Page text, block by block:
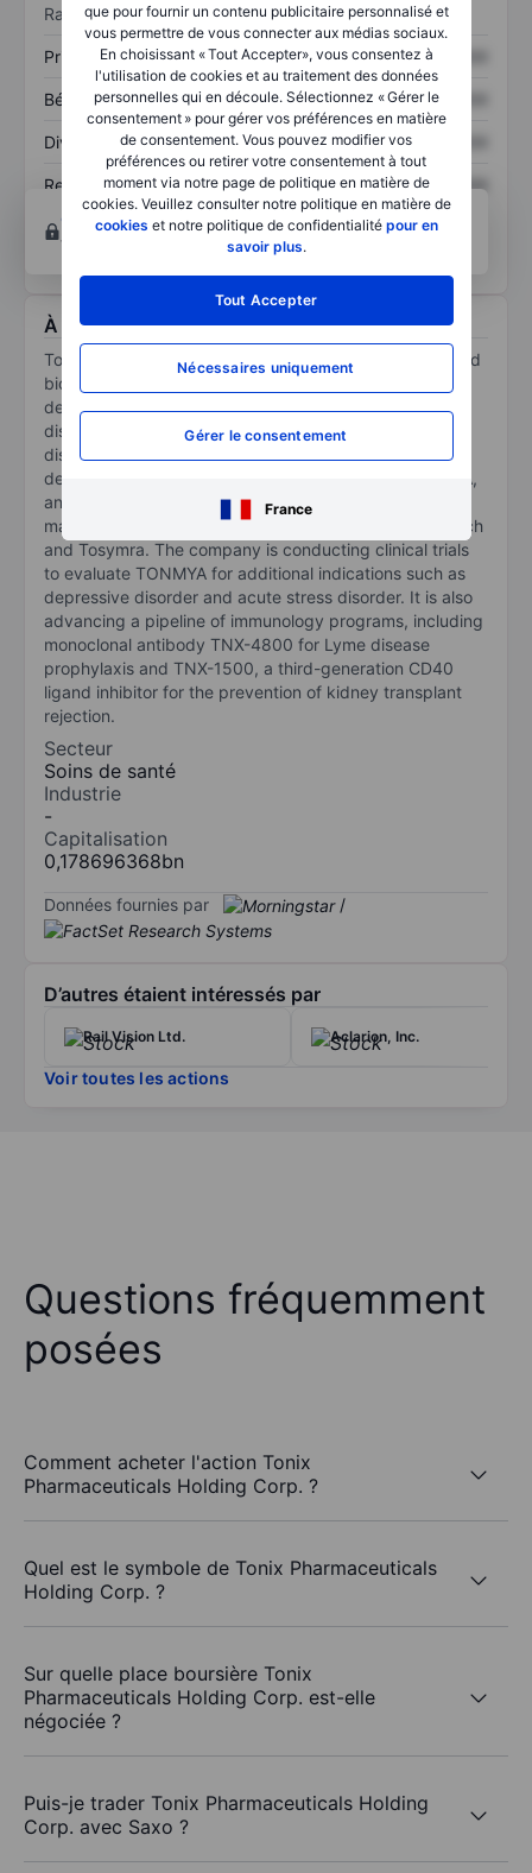
que pour fournir un contenu publicitaire personnalisé et
vous permettre de vous connecter aux médias sociaux.
En choisissant « Tout Accepter», vous consentez à
l'utilisation de cookies et au traitement des données
personnelles qui en découle. Sélectionnez « Gérer le
consentement » pour gérer vos préférences en matière
de consentement. Vous pouvez modifier vos
préférences ou retirer votre consentement à tout
moment via notre page de politique en matière de
cookies. Veuillez consulter notre politique en matière de
cookies et notre politique de confidentialité pour en
savoir plus.
Tout Accepter
Nécessaires uniquement
Gérer le consentement
France
Ratios
Prix / ventes XXXXXXX XXXXXXX
Bénéfice par action XXXXXXX XXXXXXX
Dividende par action XXXXXXX
Rendement des
capitaux propres
XXXXXXX
XXXXXXX
Ouvrir un compte pour accéder à d’autres outils
techniques et d’analyses.
À propos Tonix Pharmaceuticals Holding Corp.
Tonix Pharmaceuticals Holding Corp is a fully-integrated
biopharmaceutical company commercializing and
developing therapies for central nervous system (CNS)
disorders, immunology, infectious diseases, and rare
diseases. Its portfolio consists of commercial,
development and discovery-stage programs, TONMYA,
an approved treatment for fibromyalgia, as well as
marketed acute migraine products Zembrace SymTouch
and Tosymra. The company is conducting clinical trials
to evaluate TONMYA for additional indications such as
depressive disorder and acute stress disorder. It is also
advancing a pipeline of immunology programs, including
monoclonal antibody TNX-4800 for Lyme disease
prophylaxis and TNX-1500, a third-generation CD40
ligand inhibitor for the prevention of kidney transplant
rejection.
Secteur
Soins de santé
Industrie
-
Capitalisation
0,178696368bn
Données fournies par /
D’autres étaient intéressés par
Rail Vision Ltd. Aclarion, Inc.
Voir toutes les actions
Questions fréquemment
posées
Comment acheter l'action Tonix
Pharmaceuticals Holding Corp. ?
Quel est le symbole de Tonix Pharmaceuticals
Holding Corp. ?
Sur quelle place boursière Tonix
Pharmaceuticals Holding Corp. est-elle
négociée ?
Puis-je trader Tonix Pharmaceuticals Holding
Corp. avec Saxo ?